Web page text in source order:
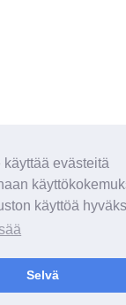
evästeitä
käyttöä
Selvä